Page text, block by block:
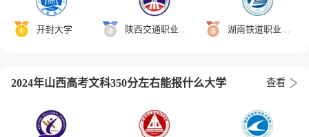
开封大学 陕西交通职业技术学院 湖南铁道职业技术学院
2024年山西高考文科350分左右能报什么大学 查看